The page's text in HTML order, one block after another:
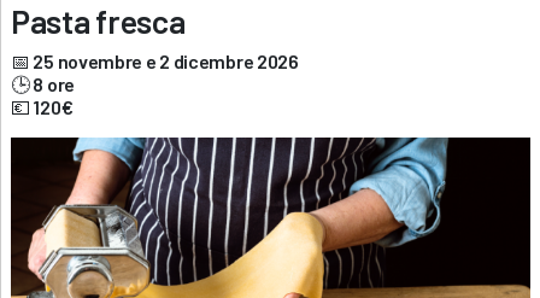
Pasta fresca
📅 25 novembre e 2 dicembre 2026
🕒8 ore
💶 120€